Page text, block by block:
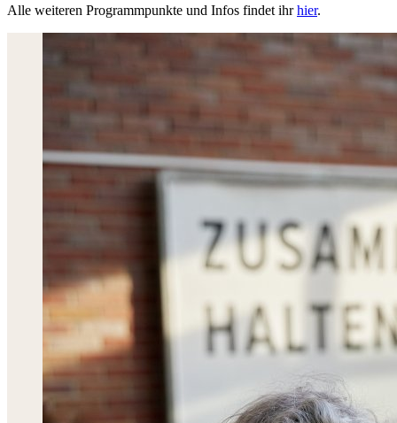
Alle weiteren Programmpunkte und Infos findet ihrhier.